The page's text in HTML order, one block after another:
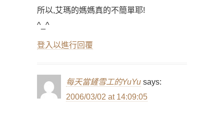
所以,艾瑪的媽媽真的不簡單耶!
^_^
登入以進行回覆
每天當鏟雪工的YuYu says:
2006/03/02 at 14:09:05